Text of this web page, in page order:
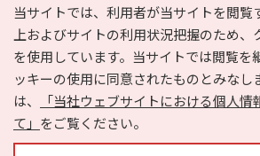
当サイトでは、利用者が当サイトを閲覧
上およびサイトの利用状況把握のため、
を使用しています。当サイトでは閲覧を
ッキーの使用に同意されたものとみなし
は、
「当社ウェブサイトにおける個人
て」 をご覧ください。
サイトの内容に関するお問い
Copyright © HYOJITO.Co.,Ltd. All Rights